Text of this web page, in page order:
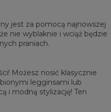
jest za pomocą najnowszej
nie wyblaknie i wciąż będzie
praniach.
Możesz nosić klasycznie
legginsami lub
i modną stylizację! Ten